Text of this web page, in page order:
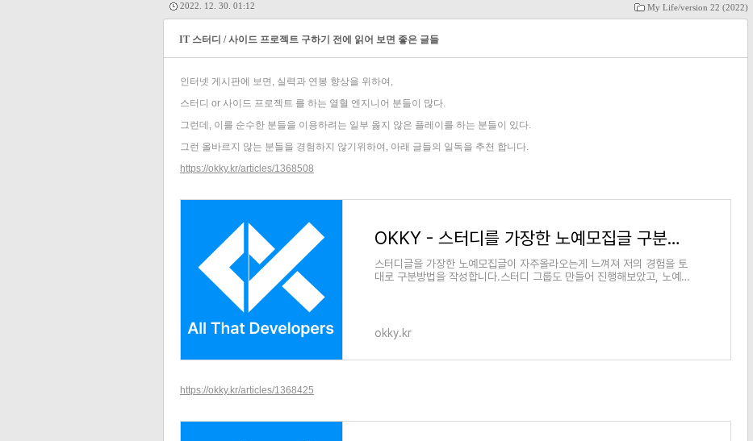
My Life/version 22 (2022)
2022. 12. 30. 01:12
IT 스터디 / 사이드 프로젝트 구하기 전에 읽어 보면 좋은 글들
인터넷 게시판에 보면, 실력과 연봉 향상을 위하여,
스터디 or 사이드 프로젝트 를 하는 열혈 엔지니어 분들이 많다.
그런데, 이를 순수한 분들을 이용하려는 일부 옳지 않은 플레이를 하는 분들이 있다.
그런 올바르지 않는 분들을 경험하지 않기위하여, 아래 글들의 일독을 추천 합니다.
https://okky.kr/articles/1368508
OKKY - 스터디를 가장한 노예모집글 구분하는법
스터디글을 가장한 노예모집글이 자주올라오는게 느껴져 저의 경험을 토
대로 구분방법을 작성합니다.스터디 그룹도 만들어 진행해보았고, 노예모
okky.kr
https://okky.kr/articles/1368425